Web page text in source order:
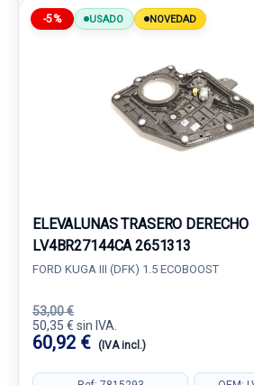
-5% USADO NOVEDAD
ELEVALUNAS TRASERO DERECHO
LV4BR27144CA 2651313
FORD KUGA III (DFK) 1.5 ECOBOOST
53,00 €
50,35 € sin IVA.
60,92 € (IVA incl.)